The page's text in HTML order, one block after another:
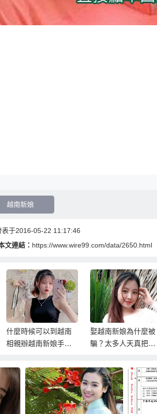
越南新娘
表于2016-05-22 11:17:46
文連結： https://www.wire99.com/data/2650.html
什麼時候可以到越南
相親辦越南新娘手
娶越南新娘為什麼被
騙？太多人天真把越
了！